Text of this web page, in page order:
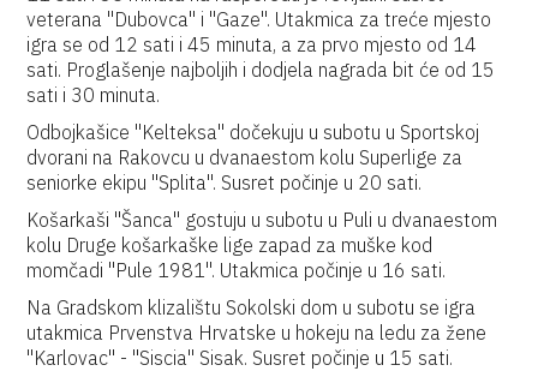
veterana "Dubovca" i "Gaze". Utakmica za treće mjesto
igra se od 12 sati i 45 minuta, a za prvo mjesto od 14
sati. Proglašenje najboljih i dodjela nagrada bit će od 15
sati i 30 minuta.
Odbojkašice "Kelteksa" dočekuju u subotu u Sportskoj
dvorani na Rakovcu u dvanaestom kolu Superlige za
seniorke ekipu "Splita". Susret počinje u 20 sati.
Košarkaši "Šanca" gostuju u subotu u Puli u dvanaestom
kolu Druge košarkaške lige zapad za muške kod
momčadi "Pule 1981". Utakmica počinje u 16 sati.
Na Gradskom klizalištu Sokolski dom u subotu se igra
utakmica Prvenstva Hrvatske u hokeju na ledu za žene
"Karlovac" - "Siscia" Sisak. Susret počinje u 15 sati.